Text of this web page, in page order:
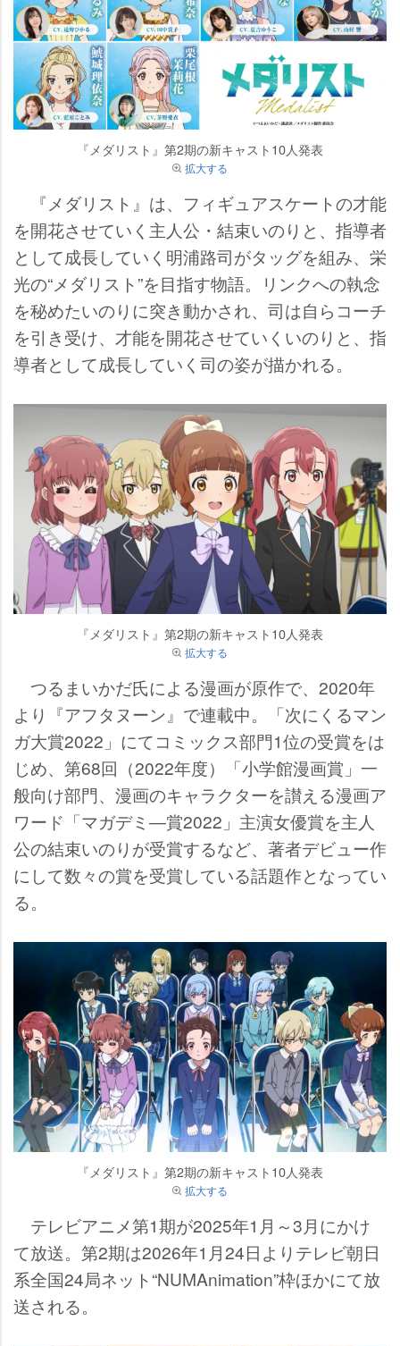
『メダリスト』第2期の新キャスト10人発表
拡大する
『メダリスト』は、フィギュアスケートの才能
を開花させていく主人公・結束いのりと、指導者
として成長していく明浦路司がタッグを組み、栄
光の“メダリスト”を目指す物語。リンクへの執念
を秘めたいのりに突き動かされ、司は自らコーチ
を引き受け、才能を開花させていくいのりと、指
導者として成長していく司の姿が描かれる。
『メダリスト』第2期の新キャスト10人発表
拡大する
つるまいかだ氏による漫画が原作で、2020年
より『アフタヌーン』で連載中。「次にくるマン
ガ大賞2022」にてコミックス部門1位の受賞をは
じめ、第68回（2022年度）「小学館漫画賞」一
般向け部門、漫画のキャラクターを讃える漫画ア
ワード「マガデミ―賞2022」主演女優賞を主人
公の結束いのりが受賞するなど、著者デビュー作
にして数々の賞を受賞している話題作となってい
る。
『メダリスト』第2期の新キャスト10人発表
拡大する
テレビアニメ第1期が2025年1月～3月にかけ
て放送。第2期は2026年1月24日よりテレビ朝日
系全国24局ネット“NUMAnimation”枠ほかにて放
送される。